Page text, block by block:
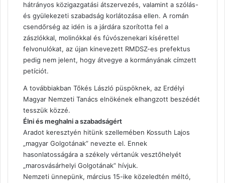
hátrányos közigazgatási átszervezés, valamint a szólás-
és gyülekezeti szabadság korlátozása ellen. A román
csendőrség az idén is a járdára szorította fel a
zászlókkal, molinókkal és fúvószenekari kísérettel
felvonulókat, az újan kinevezett RMDSZ-es prefektus
pedig nem jelent, hogy átvegye a kormányának címzett
petíciót.
A továbbiakban Tőkés László püspöknek, az Erdélyi
Magyar Nemzeti Tanács elnökének elhangzott beszédét
tesszük közzé.
Élni és meghalni a szabadságért
Aradot keresztyén hitünk szellemében Kossuth Lajos
„magyar Golgotának” nevezte el. Ennek
hasonlatosságára a székely vértanúk vesztőhelyét
„marosvásárhelyi Golgotának” hívjuk.
Nemzeti ünnepünk, március 15-ike közeledtén méltó,